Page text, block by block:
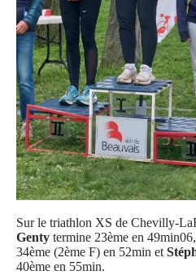
Sur le triathlon XS de Chevilly-
Genty termine 23ème en 49min06,
34ème (2ème F) en 52min et
40ème en 55min.